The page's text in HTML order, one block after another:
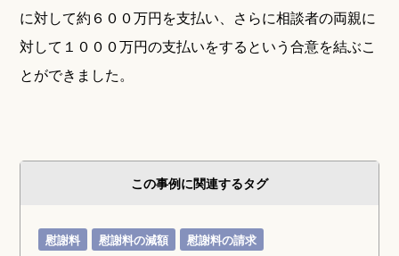
に対して約６００万円を支払い、さらに相談者の両親に
対して１０００万円の支払いをするという合意を結ぶこ
とができました。
この事例に関連するタグ
慰謝料 慰謝料の減額 慰謝料の請求